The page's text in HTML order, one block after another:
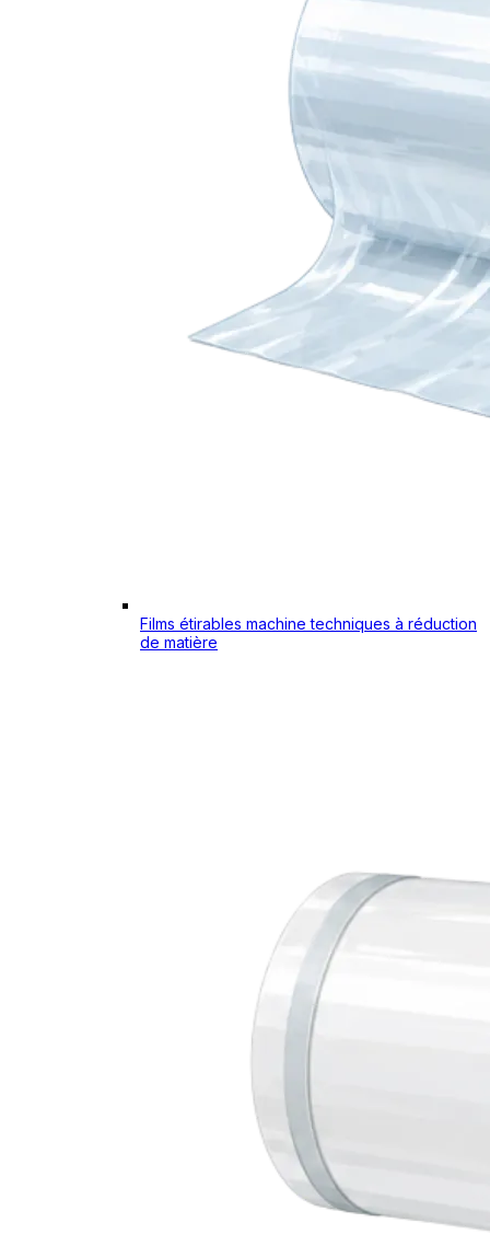
Films étirables machine techniques à réduction
de matière